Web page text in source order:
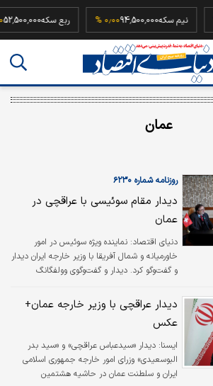
نیم سکه94,500,000 ربع سکه
عمان
روزنامه شماره ۶۲۳۰
دیدار مقام سوئیسی با عراقچی در
عمان
دنیای اقتصاد: نماینده ویژه سوئیس در امور
خاورمیانه و شمال آفریقا با وزیر خارجه ایران دیدار
و گفت‌وگو کرد. دیدار و گفت‌وگوی وولفگانگ
خاورمیانه و شمال آفریقا، با سید‌عباس عراقچی،
وزیر امور خارجه جمهوری اسلامی ایران، در حاشیه
هشتمین کنفرانس اقیانوس هند در مسقط برگزار
شد.
دیدار عراقچی با وزیر خارجه عمان+
عکس
ایسنا: دیدار «سیدعباس عراقچی» و «سید بدر
البوسعیدی» وزرای امور خارجه جمهوری اسلامی
ایران و سلطنت عمان در حاشیه هشتمین